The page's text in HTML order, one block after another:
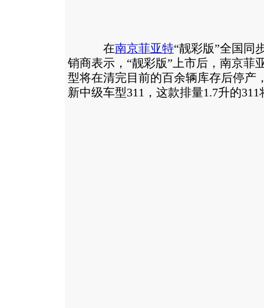
在南京菲亚特“靓彩版”全国同
销商表示，“靓彩版”上市后，南京菲
型将在清完目前的百余辆库存后停产
新中级车型311，这款排量1.7升的